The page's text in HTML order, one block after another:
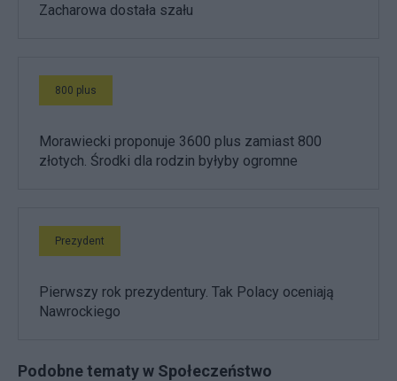
Zacharowa dostała szału
800 plus
Morawiecki proponuje 3600 plus zamiast 800
złotych. Środki dla rodzin byłyby ogromne
Prezydent
Pierwszy rok prezydentury. Tak Polacy oceniają
Nawrockiego
Podobne tematy w Społeczeństwo